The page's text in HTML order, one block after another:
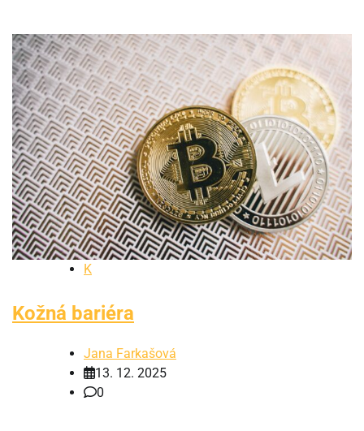
K
Kožná bariéra
Jana Farkašová
13. 12. 2025
0